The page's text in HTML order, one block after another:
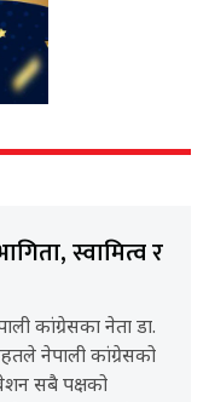
स्वामित्व र
कांग्रेसका नेता डा.
नेपाली कांग्रेसको
सबै पक्षको